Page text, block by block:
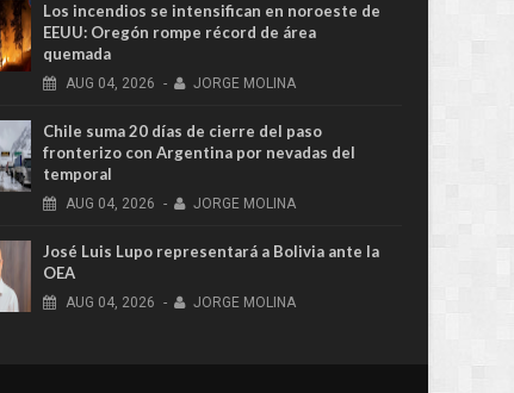
Los incendios se intensifican en noroeste de
EEUU: Oregón rompe récord de área
quemada
AUG 04, 2026 - JORGE MOLINA
Chile suma 20 días de cierre del paso
fronterizo con Argentina por nevadas del
temporal
AUG 04, 2026 - JORGE MOLINA
José Luis Lupo representará a Bolivia ante la
OEA
AUG 04, 2026 - JORGE MOLINA